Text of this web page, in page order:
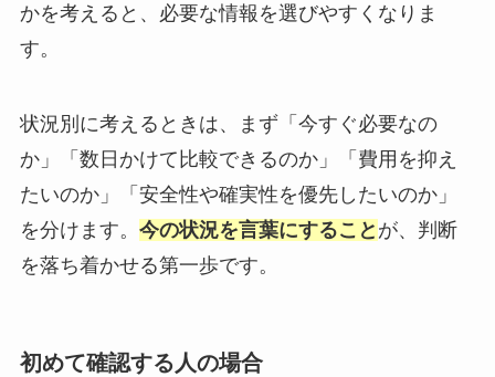
かを考えると、必要な情報を選びやすくなりま
す。
状況別に考えるときは、まず「今すぐ必要なの
か」「数日かけて比較できるのか」「費用を抑え
たいのか」「安全性や確実性を優先したいのか」
を分けます。 今の状況を言葉にすること が、判断
を落ち着かせる第一歩です。
初めて確認する人の場合